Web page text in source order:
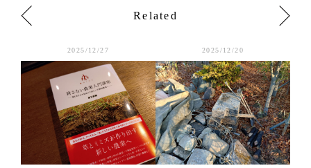
Related
2025/12/27 2025/12/20